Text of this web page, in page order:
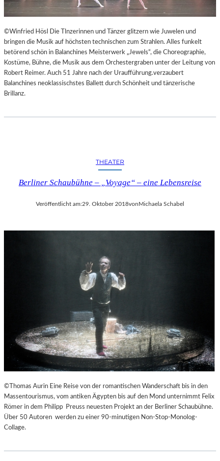
©Winfried Hösl Die Tlnzerinnen und Tänzer glitzern wie Juwelen und
bringen die Musik auf höchsten technischen zum Strahlen. Alles funkelt
betörend schön in Balanchines Meisterwerk „Jewels“, die Choreographie,
Kostüme, Bühne, die Musik aus dem Orchestergraben unter der Leitung von
Robert Reimer. Auch 51 Jahre nach der Uraufführung.verzaubert
Balanchines neoklassischstes Ballett durch Schönheit und tänzerische
Brillanz.
THEATER
Berliner Schaubühne – „Voyage“ – eine Lebensreise
Veröffentlicht am:29. Oktober 2018vonMichaela Schabel
©Thomas Aurin Eine Reise von der romantischen Wanderschaft bis in den
Massentourismus, vom antiken Ägypten bis auf den Mond unternimmt Felix
Römer in dem Philipp Preuss neuesten Projekt an der Berliner Schaubühne.
Über 50 Autoren werden zu einer 90-minutigen Non-Stop-Monolog-
Collage.